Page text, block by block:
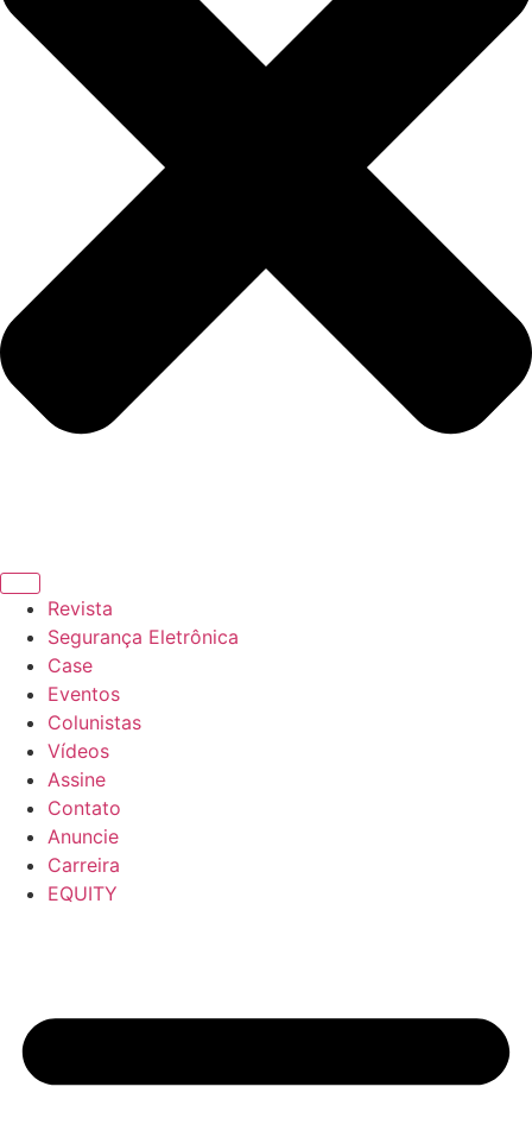
Revista
Segurança Eletrônica
Case
Eventos
Colunistas
Vídeos
Assine
Contato
Anuncie
Carreira
EQUITY